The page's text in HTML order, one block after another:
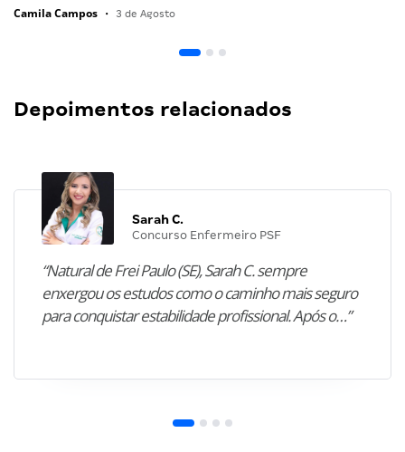
Camila Campos • 3 de Agosto
Depoimentos relacionados
Sarah C.
Concurso Enfermeiro PSF
“Natural de Frei Paulo (SE), Sarah C. sempre
enxergou os estudos como o caminho mais seguro
para conquistar estabilidade profissional. Após o…”